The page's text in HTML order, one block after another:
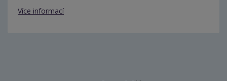
Více informací